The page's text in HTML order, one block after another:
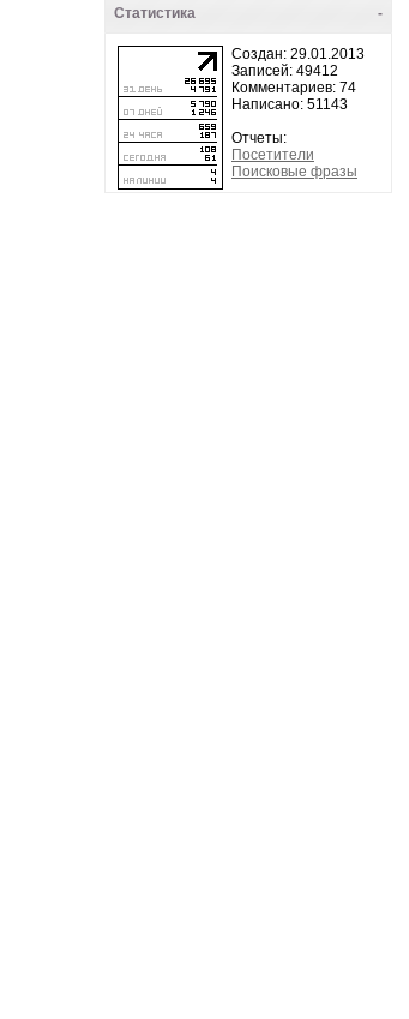
-
Статистика
Создан: 29.01.2013
Записей: 49412
Комментариев: 74
Написано: 51143
Отчеты:
Посетители
Поисковые фразы